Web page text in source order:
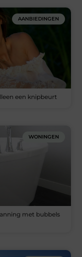
AANBIEDINGEN
een knipbeurt
WONINGEN
met bubbels